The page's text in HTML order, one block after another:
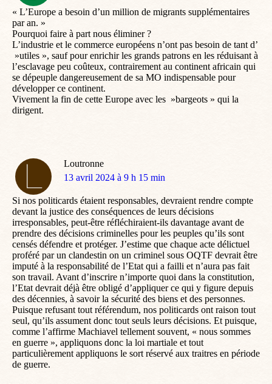
« L’Europe a besoin d’un million de migrants supplémentaires
par an. »
Pourquoi faire à part nous éliminer ?
L’industrie et le commerce européens n’ont pas besoin de tant d’
»utiles », sauf pour enrichir les grands patrons en les réduisant à
l’esclavage peu coûteux, contrairement au continent africain qui
se dépeuple dangereusement de sa MO indispensable pour
développer ce continent.
Vivement la fin de cette Europe avec les »bargeots » qui la
dirigent.
Loutronne
dit
13 avril 2024 à 9 h 15 min
Si nos politicards étaient responsables, devraient rendre compte
devant la justice des conséquences de leurs décisions
irresponsables, peut-être réfléchiraient-ils davantage avant de
prendre des décisions criminelles pour les peuples qu’ils sont
censés défendre et protéger. J’estime que chaque acte délictuel
proféré par un clandestin on un criminel sous OQTF devrait être
imputé à la responsabilité de l’Etat qui a failli et n’aura pas fait
son travail. Avant d’inscrire n’importe quoi dans la constitution,
l’Etat devrait déjà être obligé d’appliquer ce qui y figure depuis
des décennies, à savoir la sécurité des biens et des personnes.
Puisque refusant tout référendum, nos politicards ont raison tout
seul, qu’ils assument donc tout seuls leurs décisions. Et puisque,
comme l’affirme Machiavel tellement souvent, « nous sommes
en guerre », appliquons donc la loi martiale et tout
particulièrement appliquons le sort réservé aux traitres en période
de guerre.